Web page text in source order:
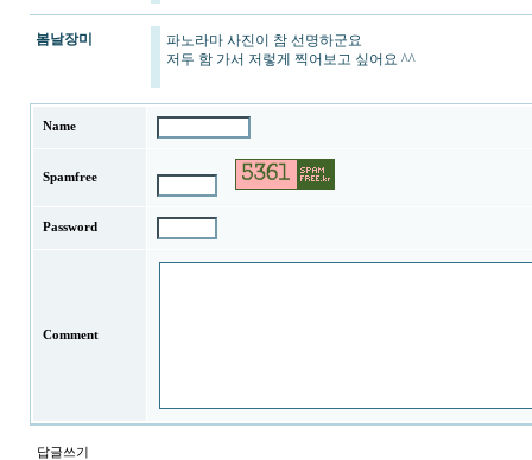
봄날장미
파노라마 사진이 참 선명하군요
저두 함 가서 저렇게 찍어보고 싶어요 ^^
Name
Spamfree
Password
Comment
답글쓰기